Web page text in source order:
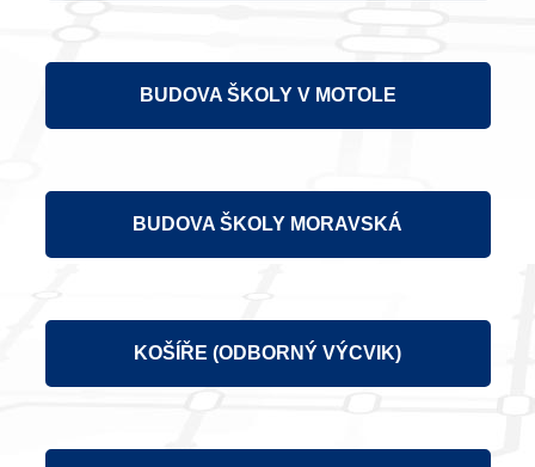
BUDOVA ŠKOLY V MOTOLE
BUDOVA ŠKOLY MORAVSKÁ
KOŠÍŘE (ODBORNÝ VÝCVIK)